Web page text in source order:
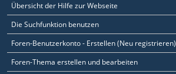
Übersicht der Hilfe zur Webseite
Die Suchfunktion benutzen
Foren-Benutzerkonto - Erstellen (Neu registrieren)
Foren-Thema erstellen und bearbeiten